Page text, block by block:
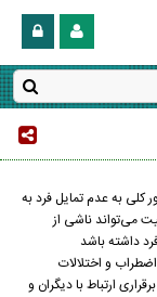
کلی به عدم تمایل فرد به
می‌تواند ناشی از
داشته باشد
اضطراب و اختلالات
ارتباط با دیگران و